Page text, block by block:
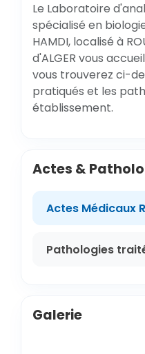
Le Laboratoire
spécialisé en
HAMDI, localisé à
d'ALGER vous
vous trouverez ci-
pratiqués et les
établissement.
Actes &
Actes Médicaux
Pathologies
Galerie